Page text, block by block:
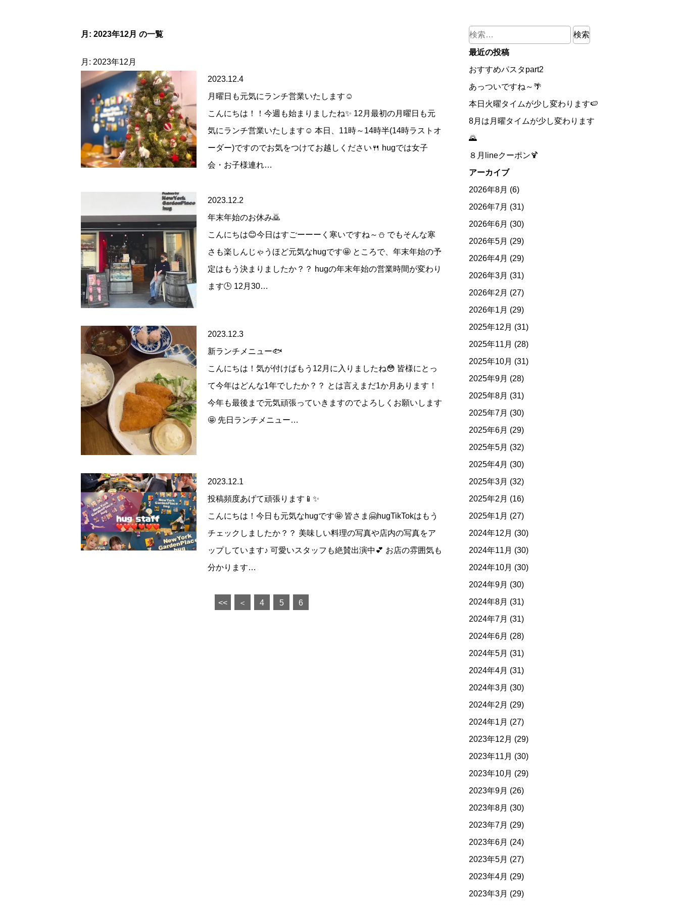
月: 2023年12月 の一覧
月: 2023年12月
2023.12.4
月曜日も元気にランチ営業いたします☺
こんにちは！！今週も始まりましたね✨ 12月最初の月曜日も元
気にランチ営業いたします☺ 本日、11時～14時半(14時ラストオ
ーダー)ですのでお気をつけてお越しください🍴 hugでは女子
会・お子様連れ…
2023.12.2
年末年始のお休み🙇
こんにちは😊今日はすごーーーく寒いですね～⛄ でもそんな寒
さも楽しんじゃうほど元気なhugです🤩 ところで、年末年始の予
定はもう決まりましたか？？ hugの年末年始の営業時間が変わり
ます🕒 12月30…
2023.12.3
新ランチメニュー🐟
こんにちは！気が付けばもう12月に入りましたね😳 皆様にとっ
て今年はどんな1年でしたか？？ とは言えまだ1か月あります！
今年も最後まで元気頑張っていきますのでよろしくお願いします
🤩 先日ランチメニュー…
2023.12.1
投稿頻度あげて頑張ります📱✨
こんにちは！今日も元気なhugです🤩 皆さま🤗hugTikTokはもう
チェックしましたか？？ 美味しい料理の写真や店内の写真をア
ップしています♪ 可愛いスタッフも絶賛出演中💕 お店の雰囲気も
分かります…
<< ＜ 4 5 6
検
索:
最近の投稿
おすすめパスタpart2
あっついですね～🌴
本日火曜タイムが少し変わります🍉
8月は月曜タイムが少し変わります
🌄
８月lineクーポン🍹
アーカイブ
2026年8月 (6)
2026年7月 (31)
2026年6月 (30)
2026年5月 (29)
2026年4月 (29)
2026年3月 (31)
2026年2月 (27)
2026年1月 (29)
2025年12月 (31)
2025年11月 (28)
2025年10月 (31)
2025年9月 (28)
2025年8月 (31)
2025年7月 (30)
2025年6月 (29)
2025年5月 (32)
2025年4月 (30)
2025年3月 (32)
2025年2月 (16)
2025年1月 (27)
2024年12月 (30)
2024年11月 (30)
2024年10月 (30)
2024年9月 (30)
2024年8月 (31)
2024年7月 (31)
2024年6月 (28)
2024年5月 (31)
2024年4月 (31)
2024年3月 (30)
2024年2月 (29)
2024年1月 (27)
2023年12月 (29)
2023年11月 (30)
2023年10月 (29)
2023年9月 (26)
2023年8月 (30)
2023年7月 (29)
2023年6月 (24)
2023年5月 (27)
2023年4月 (29)
2023年3月 (29)